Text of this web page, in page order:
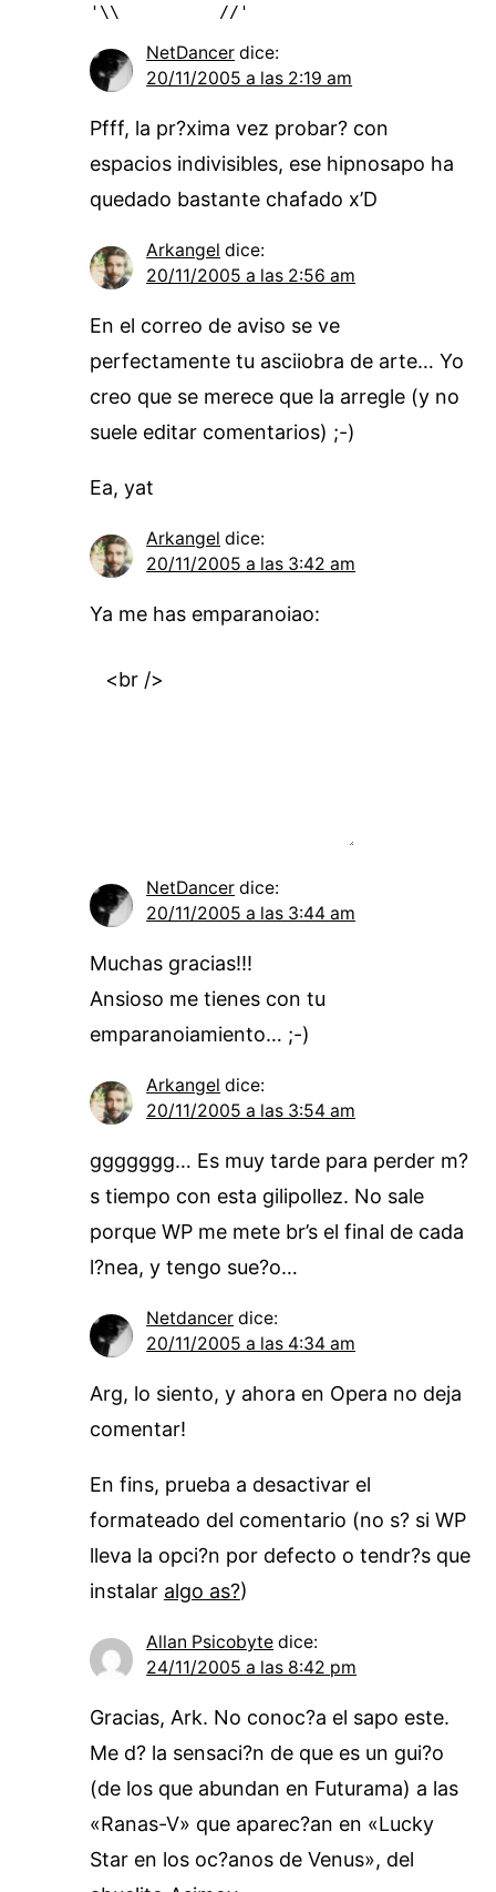
'\\          //'
NetDancer dice:
20/11/2005 a las 2:19 am
Pfff, la pr?xima vez probar? con
espacios indivisibles, ese hipnosapo ha
quedado bastante chafado x’D
Arkangel dice:
20/11/2005 a las 2:56 am
En el correo de aviso se ve
perfectamente tu asciiobra de arte… Yo
creo que se merece que la arregle (y no
suele editar comentarios) ;-)
Ea, yat
Arkangel dice:
20/11/2005 a las 3:42 am
Ya me has emparanoiao:
NetDancer dice:
20/11/2005 a las 3:44 am
Muchas gracias!!!
Ansioso me tienes con tu
emparanoiamiento… ;-)
Arkangel dice:
20/11/2005 a las 3:54 am
ggggggg… Es muy tarde para perder m?
s tiempo con esta gilipollez. No sale
porque WP me mete br’s el final de cada
l?nea, y tengo sue?o…
Netdancer dice:
20/11/2005 a las 4:34 am
Arg, lo siento, y ahora en Opera no deja
comentar!
En fins, prueba a desactivar el
formateado del comentario (no s? si WP
lleva la opci?n por defecto o tendr?s que
instalar algo as?)
Allan Psicobyte dice:
24/11/2005 a las 8:42 pm
Gracias, Ark. No conoc?a el sapo este.
Me d? la sensaci?n de que es un gui?o
(de los que abundan en Futurama) a las
«Ranas-V» que aparec?an en «Lucky
Star en los oc?anos de Venus», del